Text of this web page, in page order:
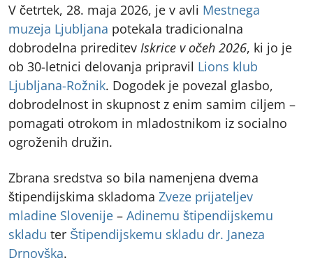
V četrtek, 28. maja 2026, je v avli Mestnega
muzeja Ljubljana potekala tradicionalna
dobrodelna prireditev Iskrice v očeh 2026, ki jo je
ob 30-letnici delovanja pripravil Lions klub
Ljubljana-Rožnik. Dogodek je povezal glasbo,
dobrodelnost in skupnost z enim samim ciljem –
pomagati otrokom in mladostnikom iz socialno
ogroženih družin.
Zbrana sredstva so bila namenjena dvema
štipendijskima skladoma Zveze prijateljev
mladine Slovenije – Adinemu štipendijskemu
skladu ter Štipendijskemu skladu dr. Janeza
Drnovška.